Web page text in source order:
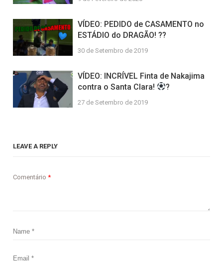
VÍDEO: PEDIDO de CASAMENTO no
ESTÁDIO do DRAGÃO! ??
30 de Setembro de 2019
VÍDEO: INCRÍVEL Finta de Nakajima
contra o Santa Clara!
?
27 de Setembro de 2019
LEAVE A REPLY
Comentário*